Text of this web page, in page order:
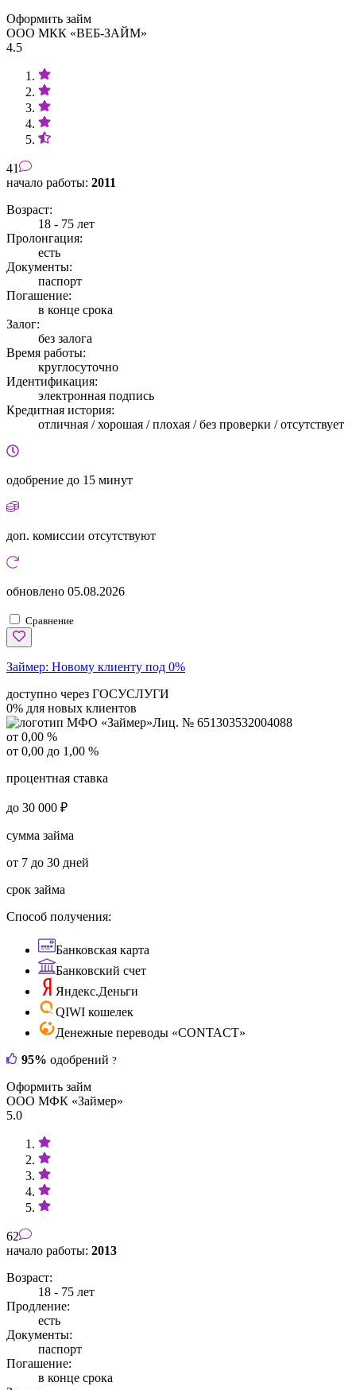
Оформить займ
ООО МКК «ВЕБ-ЗАЙМ»
4.5
41
начало работы: 2011
Возраст:
18 - 75 лет
Пролонгация:
есть
Документы:
паспорт
Погашение:
в конце срока
Залог:
без залога
Время работы:
круглосуточно
Идентификация:
электронная подпись
Кредитная история:
отличная / хорошая / плохая / без проверки / отсутствует
одобрение до 15 минут
доп. комиссии отсутствуют
обновлено 05.08.2026
Сравнение
Займер: Новому клиенту под 0%
доступно через ГОСУСЛУГИ
0% для новых клиентов
Лиц. № 651303532004088
от 0,00 %
от 0,00 до 1,00 %
процентная ставка
до 30 000 ₽
сумма займа
от 7 до 30 дней
срок займа
Способ получения:
Банковская карта
Банковский счет
Яндекс.Деньги
QIWI кошелек
Денежные переводы «CONTACT»
95% одобрений ?
Оформить займ
ООО МФК «Займер»
5.0
62
начало работы: 2013
Возраст:
18 - 75 лет
Продление:
есть
Документы:
паспорт
Погашение:
в конце срока